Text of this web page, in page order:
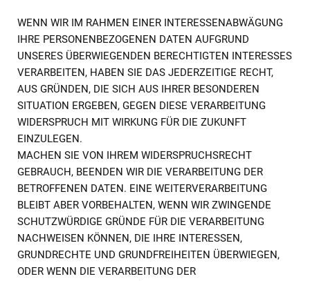
WENN WIR IM RAHMEN EINER INTERESSENABWÄGUNG
IHRE PERSONENBEZOGENEN DATEN AUFGRUND
UNSERES ÜBERWIEGENDEN BERECHTIGTEN INTERESSES
VERARBEITEN, HABEN SIE DAS JEDERZEITIGE RECHT,
AUS GRÜNDEN, DIE SICH AUS IHRER BESONDEREN
SITUATION ERGEBEN, GEGEN DIESE VERARBEITUNG
WIDERSPRUCH MIT WIRKUNG FÜR DIE ZUKUNFT
EINZULEGEN.
MACHEN SIE VON IHREM WIDERSPRUCHSRECHT
GEBRAUCH, BEENDEN WIR DIE VERARBEITUNG DER
BETROFFENEN DATEN. EINE WEITERVERARBEITUNG
BLEIBT ABER VORBEHALTEN, WENN WIR ZWINGENDE
SCHUTZWÜRDIGE GRÜNDE FÜR DIE VERARBEITUNG
NACHWEISEN KÖNNEN, DIE IHRE INTERESSEN,
GRUNDRECHTE UND GRUNDFREIHEITEN ÜBERWIEGEN,
ODER WENN DIE VERARBEITUNG DER